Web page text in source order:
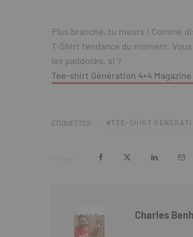
Plus branché, tu meurs ! Comme
T-Shirt tendance du moment.
les paddocks, si ?
Tee-shirt Génération 4×4
ÉTIQUETTES TEE-SHIRT
Charles